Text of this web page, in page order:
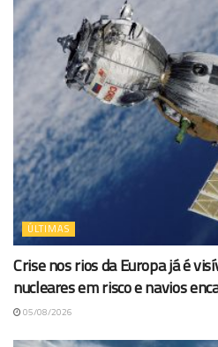
ÚLTIMAS
Crise nos rios da Europa já é
nucleares em risco e navios
05/08/2026